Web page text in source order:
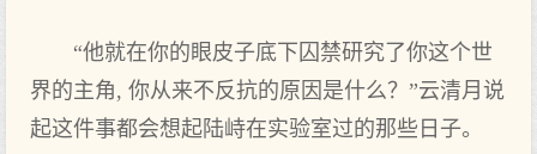
“他就在你的眼皮子底下囚禁研究了你这个世
界的主角, 你从来不反抗的原因是什么？”云清月说
起这件事都会想起陆峙在实验室过的那些日子。